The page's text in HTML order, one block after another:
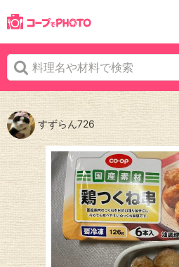
すずらん726